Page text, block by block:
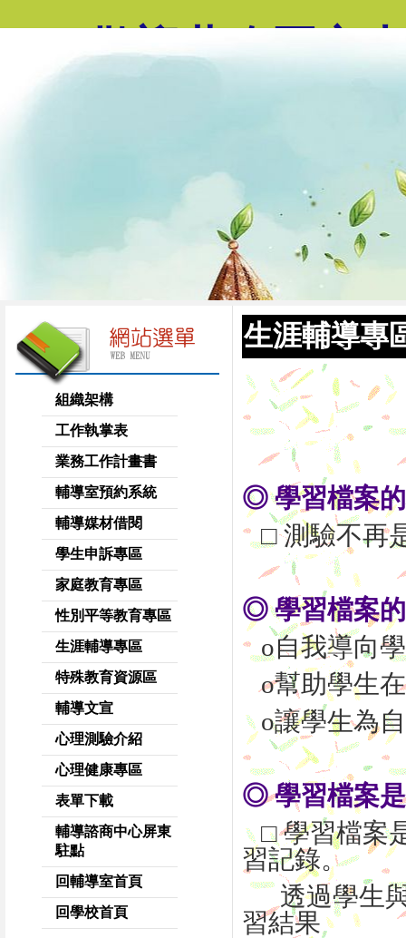
歡迎蒞臨國立
組織架構
工作執掌表
業務工作計畫書
輔導室預約系統
輔導媒材借閱
學生申訴專區
家庭教育專區
性別平等教育專區
生涯輔導專區
特殊教育資源區
輔導文宣
心理測驗介紹
心理健康專區
表單下載
輔導諮商中心屏東
駐點
回輔導室首頁
回學校首頁
生涯輔導專
◎ 學習檔案
□ 測驗不再
◎ 學習檔案
o自我導向學
o幫助學生
o讓學生為
◎ 學習檔案
□ 學習檔案
習記錄。
透過學生與
習結果